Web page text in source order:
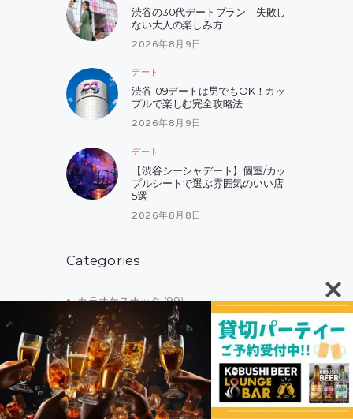
渋谷の30代デートプラン｜失敗し
ない大人の楽しみ方
2026年8月9日
デート
渋谷109デートは男でもOK！カッ
プルで楽しむ完全攻略法
2026年8月9日
デート
【渋谷シーシャデート】個室/カッ
プルシートで選ぶ雰囲気のいい店
5選
2026年8月8日
Categories
カラオケスナック(99)
クラブ(52)
チャレンジャー(10)
デート (132)
ナンパ出会い (111)